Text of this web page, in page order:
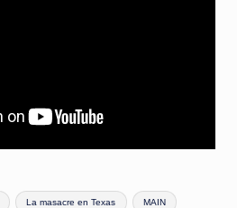
La masacre en Texas MAIN